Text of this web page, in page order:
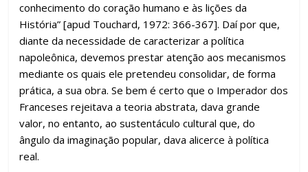
conhecimento do coração humano e às lições da
História” [apud Touchard, 1972: 366-367]. Daí por que,
diante da necessidade de caracterizar a política
napoleônica, devemos prestar atenção aos mecanismos
mediante os quais ele pretendeu consolidar, de forma
prática, a sua obra. Se bem é certo que o Imperador dos
Franceses rejeitava a teoria abstrata, dava grande
valor, no entanto, ao sustentáculo cultural que, do
ângulo da imaginação popular, dava alicerce à política
real.